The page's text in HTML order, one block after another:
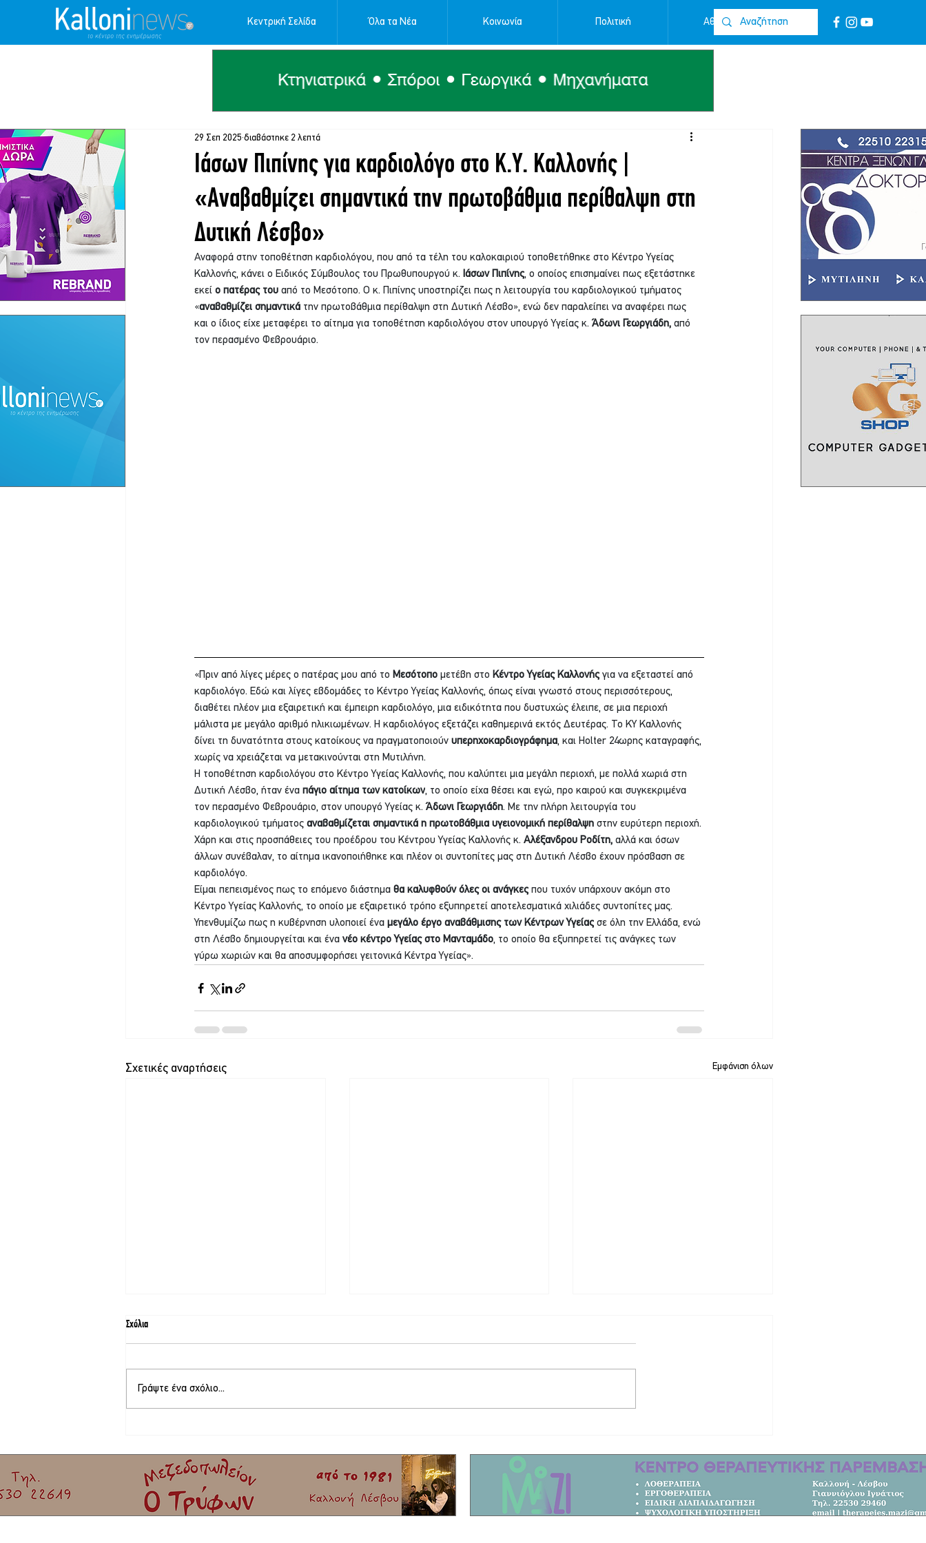
Κεντρική Σελίδα Όλα τα Νέα Κοινωνία Πολιτική Αθλητικά Επικοινωνία
Ιάσων Πιπίνης για καρδιολόγο στο Κ.Υ. Καλλονής |
«Αναβαθμίζει σημαντικά την πρωτοβάθμια περίθαλψη στη
Δυτική Λέσβο»
29 Σεπ 2025 διαβάστηκε 2 λεπτά
Αναφορά στην τοποθέτηση καρδιολόγου, που από τα τέλη του καλοκαιριού τοποθετήθηκε στο Κέντρο Υγείας
Καλλονής, κάνει ο Ειδικός Σύμβουλος του Πρωθυπουργού κ. Ιάσων Πιπίνης, ο οποίος επισημαίνει πως εξετάστηκε
εκεί ο πατέρας του από το Μεσότοπο. Ο κ. Πιπίνης υποστηρίζει πως η λειτουργία του καρδιολογικού τμήματος
«αναβαθμίζει σημαντικά την πρωτοβάθμια περίθαλψη στη Δυτική Λέσβο», ενώ δεν παραλείπει να αναφέρει πως
και ο ίδιος είχε μεταφέρει το αίτημα για τοποθέτηση καρδιολόγου στον υπουργό Υγείας κ. Άδωνι Γεωργιάδη, από
τον περασμένο Φεβρουάριο.
«Πριν από λίγες μέρες ο πατέρας μου από το Μεσότοπο μετέβη στο Κέντρο Υγείας Καλλονής για να εξεταστεί από
καρδιολόγο. Εδώ και λίγες εβδομάδες το Κέντρο Υγείας Καλλονής, όπως είναι γνωστό στους περισσότερους,
διαθέτει πλέον μια εξαιρετική και έμπειρη καρδιολόγο, μια ειδικότητα που δυστυχώς έλειπε, σε μια περιοχή
μάλιστα με μεγάλο αριθμό ηλικιωμένων. Η καρδιολόγος εξετάζει καθημερινά εκτός Δευτέρας. Το ΚΥ Καλλονής
δίνει τη δυνατότητα στους κατοίκους να πραγματοποιούν υπερηχοκαρδιογράφημα, και Holter 24ωρης καταγραφής,
χωρίς να χρειάζεται να μετακινούνται στη Μυτιλήνη.
Η τοποθέτηση καρδιολόγου στο Κέντρο Υγείας Καλλονής, που καλύπτει μια μεγάλη περιοχή, με πολλά χωριά στη
Δυτική Λέσβο, ήταν ένα πάγιο αίτημα των κατοίκων, το οποίο είχα θέσει και εγώ, προ καιρού και συγκεκριμένα
τον περασμένο Φεβρουάριο, στον υπουργό Υγείας κ. Άδωνι Γεωργιάδη. Με την πλήρη λειτουργία του
καρδιολογικού τμήματος αναβαθμίζεται σημαντικά η πρωτοβάθμια υγειονομική περίθαλψη στην ευρύτερη περιοχή.
Χάρη και στις προσπάθειες του προέδρου του Κέντρου Υγείας Καλλονής κ. Αλέξανδρου Ροδίτη, αλλά και όσων
άλλων συνέβαλαν, το αίτημα ικανοποιήθηκε και πλέον οι συντοπίτες μας στη Δυτική Λέσβο έχουν πρόσβαση σε
καρδιολόγο.
Είμαι πεπεισμένος πως το επόμενο διάστημα θα καλυφθούν όλες οι ανάγκες που τυχόν υπάρχουν ακόμη στο
Κέντρο Υγείας Καλλονής, το οποίο με εξαιρετικό τρόπο εξυπηρετεί αποτελεσματικά χιλιάδες συντοπίτες μας.
Υπενθυμίζω πως η κυβέρνηση υλοποιεί ένα μεγάλο έργο αναβάθμισης των Κέντρων Υγείας σε όλη την Ελλάδα, ενώ
στη Λέσβο δημιουργείται και ένα νέο κέντρο Υγείας στο Μανταμάδο, το οποίο θα εξυπηρετεί τις ανάγκες των
γύρω χωριών και θα αποσυμφορήσει γειτονικά Κέντρα Υγείας».
Σχετικές αναρτήσεις Εμφάνιση όλων
Σχόλια
Γράψτε ένα σχόλιο...